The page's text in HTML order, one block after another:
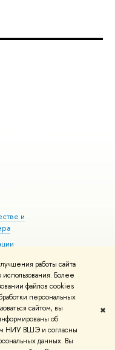
работы сайта
Более
файлов cookies
персональных
сайтом, вы
об
НИУ ВШЭ и согласны
данных. Вы
✖
и
Условия использования
Карта сайта